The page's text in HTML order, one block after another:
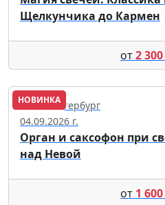
Щелкунчика до Кармен
от2 300
НОВИНКА
Санкт-Петербург
04.09.2026 г.
Орган и саксофон при
над Невой
от 1 600